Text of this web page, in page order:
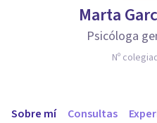
Marta
Psicóloga
Nº
Sobre mí Consultas